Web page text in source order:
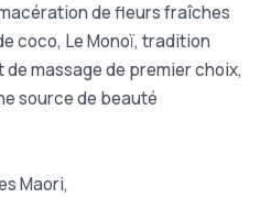
de fleurs fraîches
coco, Le Monoï, tradition
massage de premier choix,
source de beauté
Maori,